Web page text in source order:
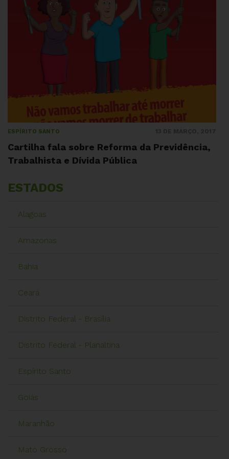
ESPÍRITO SANTO
Cartilha fala sobre Reforma da Previdência,
Trabalhista e Dívida Pública
ESTADOS
Alagoas
Amazonas
Bahia
Ceará
Distrito Federal - Brasília
Distrito Federal - Planaltina
Espírito Santo
Goiás
Maranhão
Mato Grosso